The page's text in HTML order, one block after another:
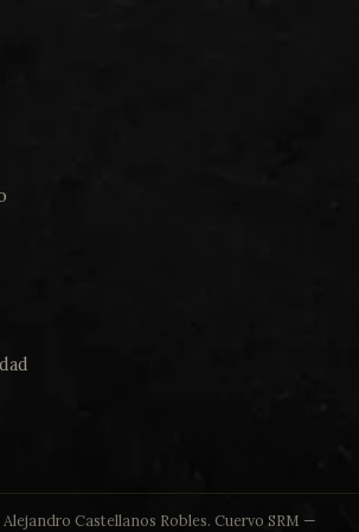
Castellanos Robles. Cuervo SRM —